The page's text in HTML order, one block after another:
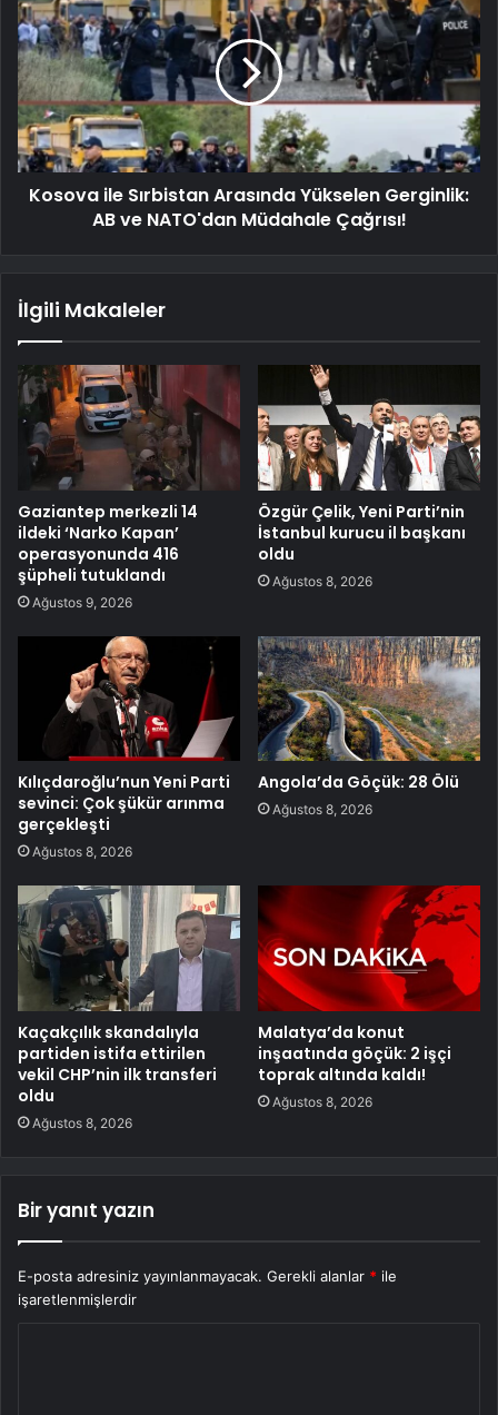
Kosova ile Sırbistan Arasında Yükselen Gerginlik:
AB ve NATO'dan Müdahale Çağrısı!
İlgili Makaleler
Gaziantep merkezli 14
ildeki ‘Narko Kapan’
operasyonunda 416
şüpheli tutuklandı
Ağustos 9, 2026
Özgür Çelik, Yeni Parti’nin
İstanbul kurucu il başkanı
oldu
Ağustos 8, 2026
Kılıçdaroğlu’nun Yeni Parti
sevinci: Çok şükür arınma
gerçekleşti
Ağustos 8, 2026
Angola’da Göçük: 28 Ölü
Ağustos 8, 2026
Kaçakçılık skandalıyla
partiden istifa ettirilen
vekil CHP’nin ilk transferi
oldu
Ağustos 8, 2026
Malatya’da konut
inşaatında göçük: 2 işçi
toprak altında kaldı!
Ağustos 8, 2026
Bir yanıt yazın
E-posta adresiniz yayınlanmayacak. Gerekli alanlar * ile
işaretlenmişlerdir